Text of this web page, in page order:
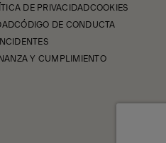
DE PRIVACIDADCOOKIES
CÓDIGO DE CONDUCTA
Y CUMPLIMIENTO